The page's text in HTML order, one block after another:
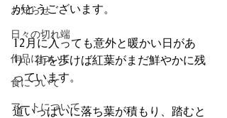
お知らせ
日々の切れ端
作品について
食について
アートについて
がとうございます。
12月に入っても意外と暖かい日があ
り、街を歩けば紅葉がまだ鮮やかに残
っています。
道いっぱいに落ち葉が積もり、踏むと